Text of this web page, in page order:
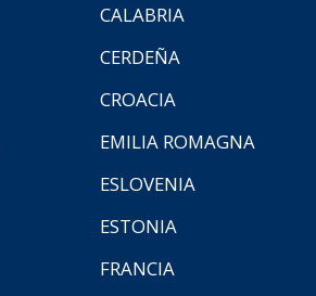
CALABRIA
CERDEÑA
CROACIA
EMILIA ROMAGNA
ESLOVENIA
ESTONIA
FRANCIA